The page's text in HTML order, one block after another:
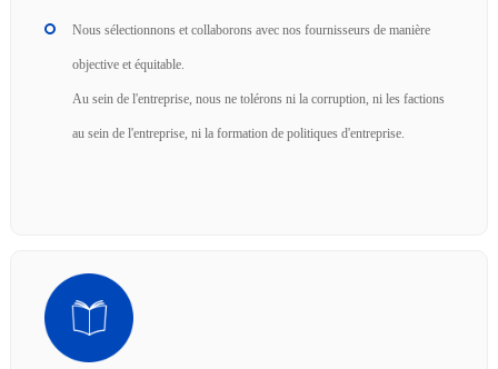
Nous sélectionnons et collaborons avec nos fournisseurs de manière
objective et équitable.
Au sein de l'entreprise, nous ne tolérons ni la corruption, ni les factions
au sein de l'entreprise, ni la formation de politiques d'entreprise.